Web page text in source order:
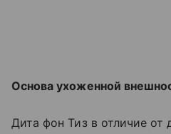
Основа ухоженной
Дита фон Тиз в отличие от